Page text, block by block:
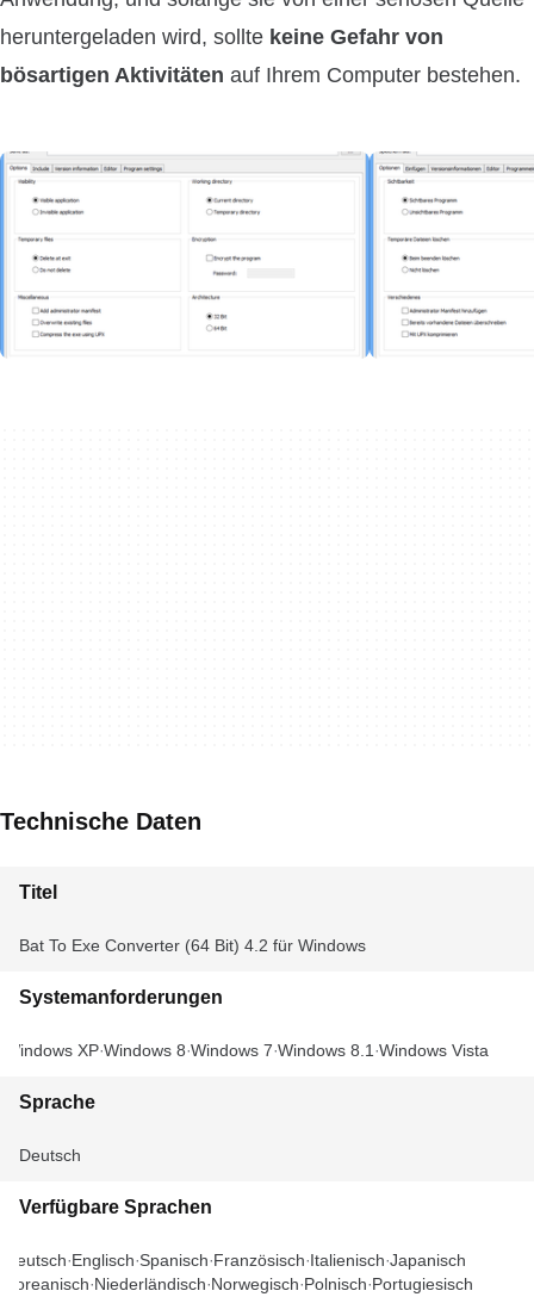
heruntergeladen wird, sollte keine Gefahr von
bösartigen Aktivitäten auf Ihrem Computer bestehen.
Technische Daten
Titel
Bat To Exe Converter (64 Bit) 4.2 für Windows
Systemanforderungen
Windows XP Windows 8 Windows 7 Windows 8.1 Windows Vista
Sprache
Deutsch
Verfügbare Sprachen
Deutsch Englisch Spanisch Französisch Italienisch Japanisch
Koreanisch Niederländisch Norwegisch Polnisch Portugiesisch